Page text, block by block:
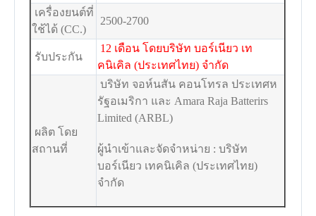
เครื่องยนต์ที่
ใช้ได้ (CC.)
2500-2700
รับประกัน
12 เดือน โดยบริษัท บอร์เนียว เท
คนิเคิล (ประเทศไทย) จำกัด
ผลิต โดย
สถานที่
บริษัท จอห์นสัน คอนโทรล ประเทศห
รัฐอเมริกา และ Amara Raja Batterirs
Limited (ARBL)
ผู้นำเข้าและจัดจำหน่าย : บริษัท
บอร์เนียว เทคนิเคิล (ประเทศไทย)
จำกัด